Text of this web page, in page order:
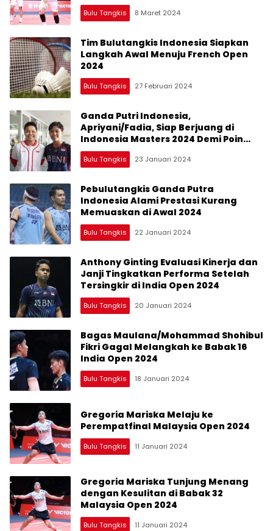
Bulu Tangkis 8 Maret 2024
Tim Bulutangkis Indonesia Siapkan
Langkah Awal Menuju French Open
2024
Bulu Tangkis 27 Februari 2024
Ganda Putri Indonesia,
Apriyani/Fadia, Siap Berjuang di
Indonesia Masters 2024 Demi Poin
Olimpiade Paris 2024
Bulu Tangkis 23 Januari 2024
Pebulutangkis Ganda Putra
Indonesia Alami Prestasi Kurang
Memuaskan di Awal 2024
Bulu Tangkis 22 Januari 2024
Anthony Ginting Evaluasi Kinerja dan
Janji Tingkatkan Performa Setelah
Tersingkir di India Open 2024
Bulu Tangkis 20 Januari 2024
Bagas Maulana/Mohammad Shohibul
Fikri Gagal Melangkah ke Babak 16
India Open 2024
Bulu Tangkis 18 Januari 2024
Gregoria Mariska Melaju ke
Perempatfinal Malaysia Open 2024
Bulu Tangkis 11 Januari 2024
Gregoria Mariska Tunjung Menang
dengan Kesulitan di Babak 32
Malaysia Open 2024
Bulu Tangkis 11 Januari 2024